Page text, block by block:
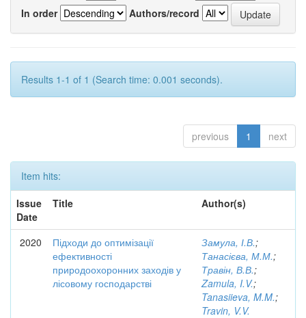
In order
Authors/record
Results 1-1 of 1 (Search time: 0.001 seconds).
previous 1 next
Item hits:
Issue
Date
Title Author(s)
2020
Підходи до оптимізації
ефективності
природоохоронних заходів у
лісовому господарстві
Замула, І.В.;
Танасієва, М.М.;
Травін, В.В.;
Zamula, I.V.;
Tanasiieva, M.M.;
Travin, V.V.